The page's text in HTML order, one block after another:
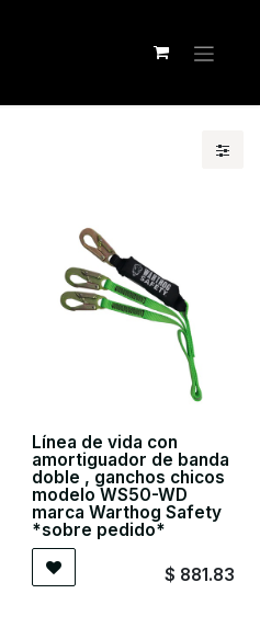
Línea de vida con
amortiguador de banda
doble , ganchos chicos
modelo WS50-WD
marca Warthog Safety
*sobre pedido*
$ 881.83